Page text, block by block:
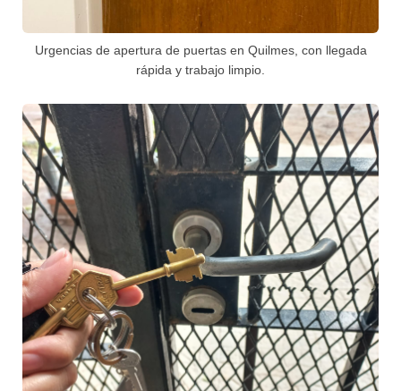
Urgencias de apertura de puertas en Quilmes, con llegada
rápida y trabajo limpio.